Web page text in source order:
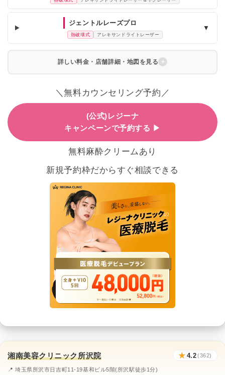
ジェントルレーズプロ
熱破壊式 アレキサンドライトレーザー
▼
詳しい料金・店舗詳細・地図を見る
＼無料カウンセリング予約／
(公式)レジーナ
キャンペーンで予約する ▶
無料麻酔クリームあり
新規予約枠だからすぐ相談できる
湘南美容クリニック所沢院 ★ 4.2(362)
📍 埼玉県所沢市日吉町11-19基和ビル5階(所沢駅徒歩1分)